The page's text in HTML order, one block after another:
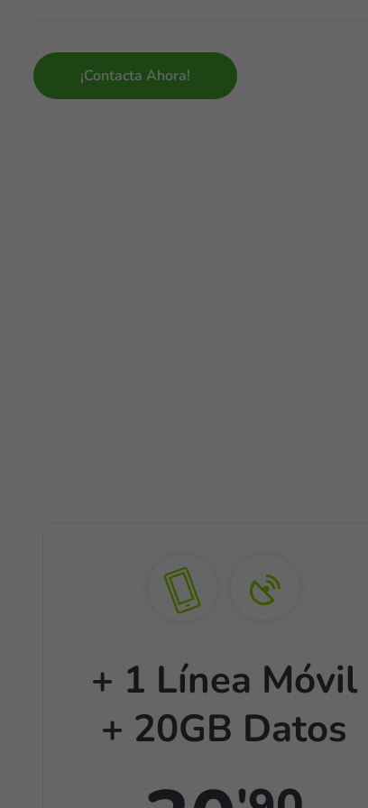
¡Contacta Ahora!
+ 1 Línea Móvil
+ 20GB Datos